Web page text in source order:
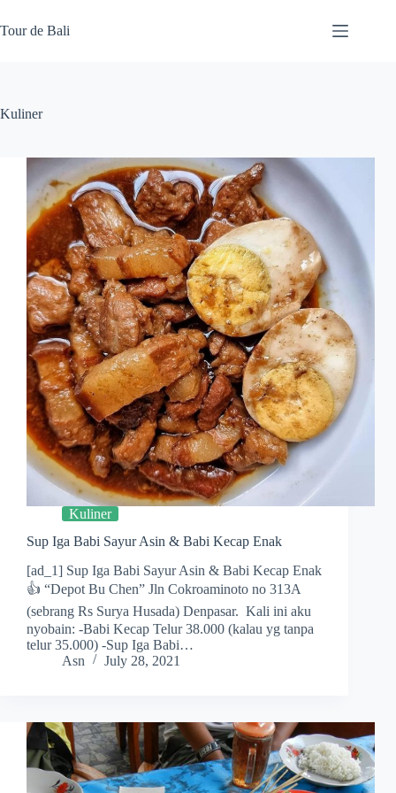
to
content
Tour de Bali
Kuliner
Kuliner
Sup Iga Babi Sayur Asin & Babi Kecap Enak
[ad_1] Sup Iga Babi Sayur Asin & Babi Kecap Enak
👍 “Depot Bu Chen” Jln Cokroaminoto no 313A
(sebrang Rs Surya Husada) Denpasar. ㅤㅤㅤㅤㅤㅤ Kali ini aku
nyobain: -Babi Kecap Telur 38.000 (kalau yg tanpa
telur 35.000) -Sup Iga Babi…
Asn
July 28, 2021